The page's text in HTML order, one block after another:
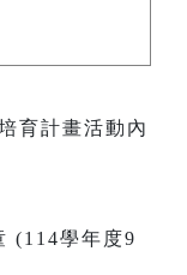
(114學年度9